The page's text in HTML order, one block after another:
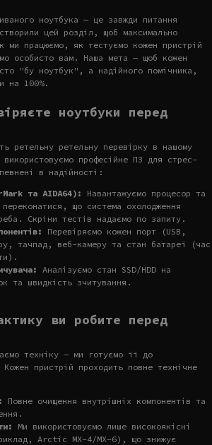
ноутбука — це завжди питання
цей розділ, щоб максимально
ми працюємо, як тестуємо кожен пристрій
особисто вам. Наша мета — щоб кожен
"бу ноутбук", а надійного помічника,
на 100%.
ноутбуки перед
ретельну ретельну перевірку в нашому
професійне ПЗ для стрес-
в надійності:
та AIDA64):
Навантажуємо процесор та
що система охолодження
Скріни тестів надаємо по запиту.
Перевіряємо кожен порт (USB,
тачпад, веб-камеру та стан батареї (час
Аналізуємо стан SSD/HDD на
та швидкість зчитування.
ви робите перед
техніку — ми готуємо її до
пристрій проходить повне технічне
Повне очищення внутрішніх компонентів та
Ми використовуємо лише високоякісні
Arctic MX-4/MX-6), що знижує